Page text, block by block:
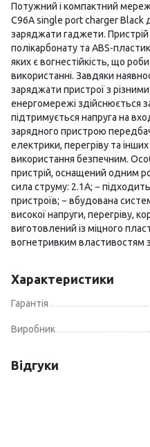
Потужний і компактний
C96A single port charger Black
заряджати гаджети. Пристрій
полікарбонату та ABS-
яких є вогнестійкість, що
використанні. Завдяки
заряджати пристрої з
енергомережі здійснюється
підтримується напруга на
зарядного пристрою
електрики, перегріву та
використання безпечним.
пристрій, оснащений одним
сила струму: 2.1А; −
пристроїв; − вбудована
високої напруги, перегріву,
виготовлений із міцного
вогнетривким властивостям
Характеристики
Гарантія
Виробник
Відгуки